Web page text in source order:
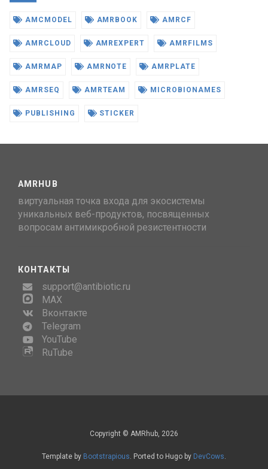
AMCMODEL AMRBOOK AMRCF
AMRCLOUD AMREXPERT AMRFILMS
AMRMAP AMRNOTE AMRPLATE
AMRSEQ AMRTEAM MICROBIONAMES
PUBLISHING STICKER
AMRHUB
виртуальная точка входа для экосистемы
уникальных веб-продуктов, посвященных
вопросам антимикробной резистентности
КОНТАКТЫ
support@antibiotic.ru
MAX
Вконтакте
Telegram
YouTube
RuTube
Copyright © AMRhub, 2026
Template by Bootstrapious . Ported to Hugo by DevCows